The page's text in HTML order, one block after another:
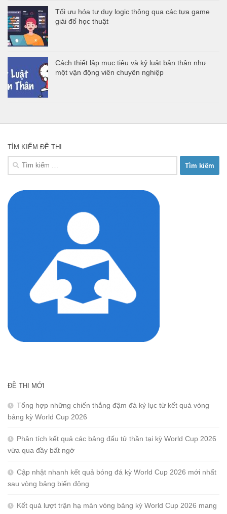
Tối ưu hóa tư duy logic thông qua các tựa game
giải đố học thuật
Cách thiết lập mục tiêu và kỷ luật bản thân như
một vận động viên chuyên nghiệp
TÌM KIẾM ĐỀ THI
Tìm
ĐỀ THI MỚI
Tổng hợp những chiến thắng đậm đà kỷ lục từ kết quả vòng
bảng kỳ World Cup 2026
Phân tích kết quả các bảng đấu tử thần tại kỳ World Cup 2026
vừa qua đầy bất ngờ
Cập nhật nhanh kết quả bóng đá kỳ World Cup 2026 mới nhất
sau vòng bảng biến động
Kết quả lượt trận hạ màn vòng bảng kỳ World Cup 2026 mang